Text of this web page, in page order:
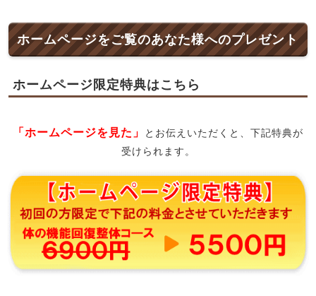
ホームページをご覧のあなた様へのプレゼント
ホームページ限定特典はこちら
「ホームページを見た」
とお伝えいただくと、下記特典が
受けられます。